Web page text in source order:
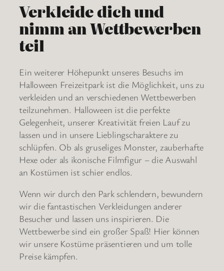
Verkleide dich und
nimm an Wettbewerben
teil
Ein weiterer Höhepunkt unseres Besuchs im
Halloween Freizeitpark ist die Möglichkeit, uns zu
verkleiden und an verschiedenen Wettbewerben
teilzunehmen. Halloween ist die perfekte
Gelegenheit, unserer Kreativität freien Lauf zu
lassen und in unsere Lieblingscharaktere zu
schlüpfen. Ob als gruseliges Monster, zauberhafte
Hexe oder als ikonische Filmfigur – die Auswahl
an Kostümen ist schier endlos.
Wenn wir durch den Park schlendern, bewundern
wir die fantastischen Verkleidungen anderer
Besucher und lassen uns inspirieren. Die
Wettbewerbe sind ein großer Spaß! Hier können
wir unsere Kostüme präsentieren und um tolle
Preise kämpfen.